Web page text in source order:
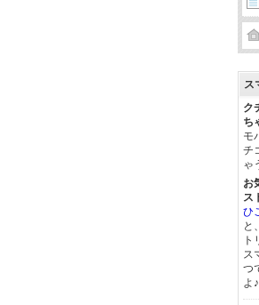
ス
ク
ち
モ
チ
ゃ
お
ス
ひ
と
ト
ス
つ
よ♪